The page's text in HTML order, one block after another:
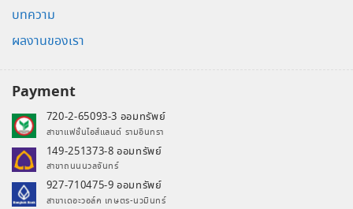
บทความ
ผลงานของเรา
Payment
720-2-65093-3 ออมทรัพย์
สาขาแฟชั่นไอส์แลนด์ รามอินทรา
149-251373-8 ออมทรัพย์
สาขาถนนนวลจันทร์
927-710475-9 ออมทรัพย์
สาขาเดอะวอล์ค เกษตร-นวมินทร์